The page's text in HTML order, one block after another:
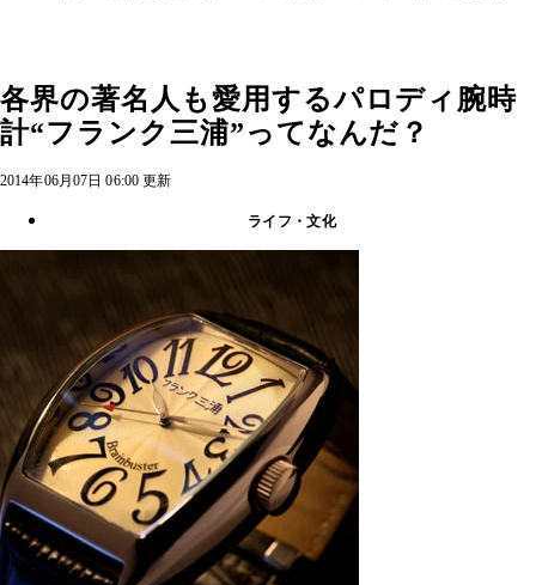
各界の著名人も愛用するパロディ腕時
計“フランク三浦”ってなんだ？
2014年06月07日 06:00 更新
ライフ・文化